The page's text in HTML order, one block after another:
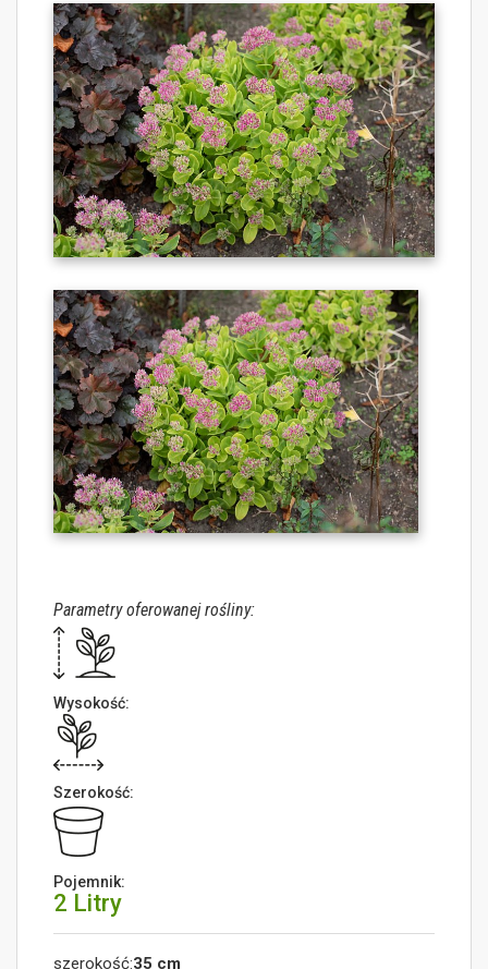
Parametry oferowanej rośliny:
Wysokość:
Szerokość:
Pojemnik:
2 Litry
szerokość:35 cm